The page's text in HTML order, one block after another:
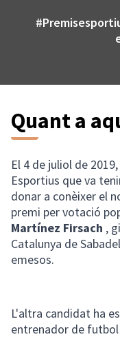
Quant a
El 4 de juliol de
Esportius que va
donar a conèixer el
premi per votació
Martínez Firsach ,
Catalunya de
emesos.
L'altra candidat ha
entrenador de